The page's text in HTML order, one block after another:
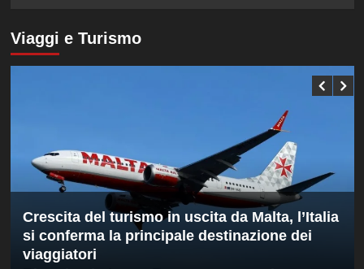
su
Esordio
ok
di
Montreal,
sconfitto
in
due
set
Viaggi e Turismo
Crescita del turismo in uscita da Malta, l’Italia
si conferma la principale destinazione dei
viaggiatori